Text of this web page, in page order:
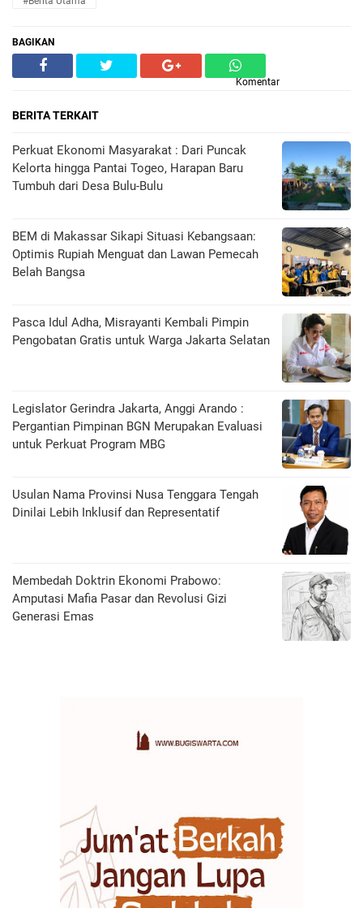
BAGIKAN
Komentar
BERITA TERKAIT
Perkuat Ekonomi Masyarakat : Dari Puncak
Kelorta hingga Pantai Togeo, Harapan Baru
Tumbuh dari Desa Bulu-Bulu
BEM di Makassar Sikapi Situasi Kebangsaan:
Optimis Rupiah Menguat dan Lawan Pemecah
Belah Bangsa
Pasca Idul Adha, Misrayanti Kembali Pimpin
Pengobatan Gratis untuk Warga Jakarta Selatan
Legislator Gerindra Jakarta, Anggi Arando :
Pergantian Pimpinan BGN Merupakan Evaluasi
untuk Perkuat Program MBG
Usulan Nama Provinsi Nusa Tenggara Tengah
Dinilai Lebih Inklusif dan Representatif
Membedah Doktrin Ekonomi Prabowo:
Amputasi Mafia Pasar dan Revolusi Gizi
Generasi Emas